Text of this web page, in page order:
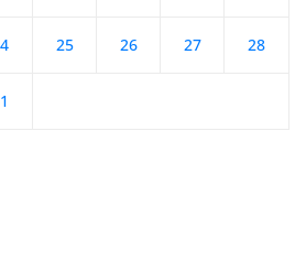
25 26 27 28